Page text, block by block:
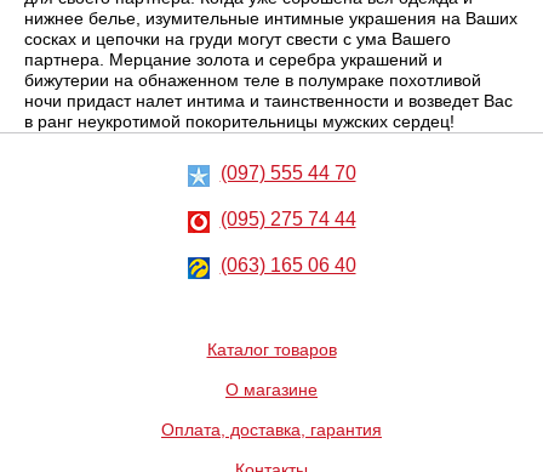
нижнее белье, изумительные интимные украшения на Ваших
сосках и цепочки на груди могут свести с ума Вашего
партнера. Мерцание золота и серебра украшений и
бижутерии на обнаженном теле в полумраке похотливой
ночи придаст налет интима и таинственности и возведет Вас
в ранг неукротимой покорительницы мужских сердец!
(097) 555 44 70
(095) 275 74 44
(063) 165 06 40
Каталог товаров
О магазине
Оплата, доставка, гарантия